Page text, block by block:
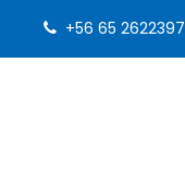
+56 65 2622397